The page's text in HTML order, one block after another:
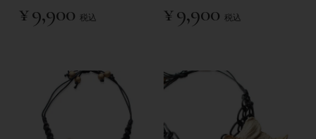
¥9,900 税込 ¥9,900 税込